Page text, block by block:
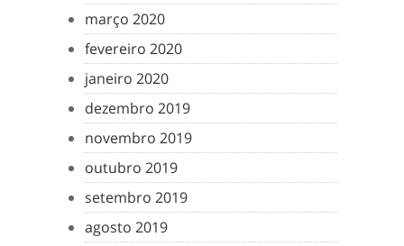
março 2020
fevereiro 2020
janeiro 2020
dezembro 2019
novembro 2019
outubro 2019
setembro 2019
agosto 2019